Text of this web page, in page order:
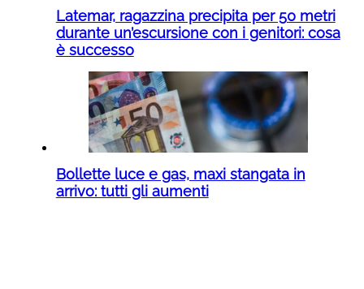
Latemar, ragazzina precipita per 50 metri
durante un’escursione con i genitori: cosa
è successo
Bollette luce e gas, maxi stangata in
arrivo: tutti gli aumenti